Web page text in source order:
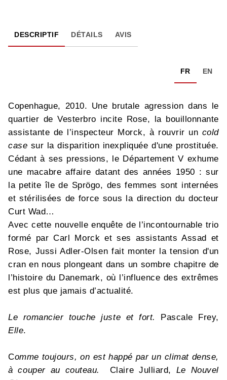
DESCRIPTIF DÉTAILS AVIS
FR EN
Copenhague, 2010. Une brutale agression dans le
quartier de Vesterbro incite Rose, la bouillonnante
assistante de l’inspecteur Morck, à rouvrir un cold
case sur la disparition inexpliquée d'une prostituée.
Cédant à ses pressions, le Département V exhume
une macabre affaire datant des années 1950 : sur
la petite île de Sprögo, des femmes sont internées
et stérilisées de force sous la direction du docteur
Curt Wad…
Avec cette nouvelle enquête de l’incontournable trio
formé par Carl Morck et ses assistants Assad et
Rose, Jussi Adler-Olsen fait monter la tension d'un
cran en nous plongeant dans un sombre chapitre de
l’histoire du Danemark, où l’influence des extrêmes
est plus que jamais d’actualité.
Le romancier touche juste et fort.
Pascale Frey,
Elle.
Comme toujours, on est happé par un climat dense,
à couper au couteau. Claire Julliard, Le Nouvel